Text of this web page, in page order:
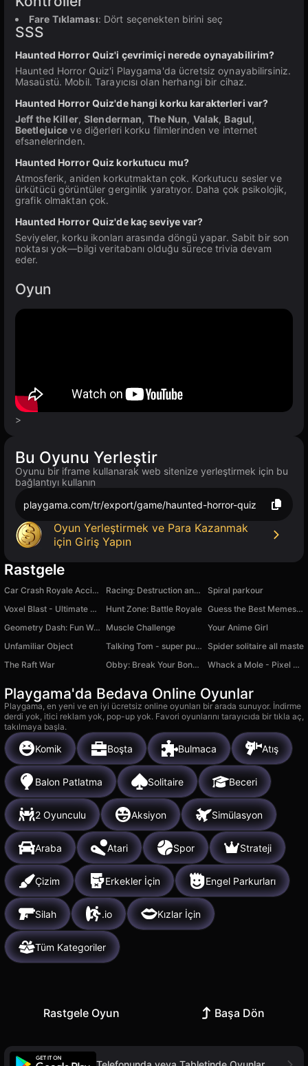
Fare Tıklaması: Dört seçenekten birini seç
SSS
Haunted Horror Quiz'i çevrimiçi nerede oynayabilirim?
Haunted Horror Quiz'i Playgama'da ücretsiz oynayabilirsiniz.
Masaüstü. Mobil. Tarayıcısı olan herhangi bir cihaz.
Haunted Horror Quiz'de hangi korku karakterleri var?
Jeff the Killer,Slenderman, The Nun, Valak, Bagul,
Beetlejuice ve diğerleri korku filmlerinden ve internet
efsanelerinden.
Haunted Horror Quiz korkutucu mu?
Atmosferik, aniden korkutmaktan çok. Korkutucu sesler ve
ürkütücü görüntüler gerginlik yaratıyor. Daha çok psikolojik,
grafik olmaktan çok.
Haunted Horror Quiz'de kaç seviye var?
Seviyeler, korku ikonları arasında döngü yapar. Sabit bir son
noktası yok—bilgi veritabanı olduğu sürece trivia devam
eder.
Oyun
>
Bu Oyunu Yerleştir
Oyunu bir iframe kullanarak web sitenize yerleştirmek için bu
bağlantıyı kullanın
playgama.com/tr/export/game/haunted-horror-quiz
Oyun Yerleştirmek ve Para Kazanmak
için Giriş Yapın
Rastgele
Car Crash Royale Accident Racing: Destruction and Chase
Spiral parkour
Voxel Blast - Ultimate Edition
Hunt Zone: Battle Royale
Guess the Best Memes by Sound!
Geometry Dash: Fun Wave
Muscle Challenge
Your Anime Girl
Unfamiliar Object
Talking Tom - super puzzle
Spider solitaire all maste
The Raft War
Obby: Break Your Bones 3D Ragdoll Whack a Mole - Pixel Version
Playgama'da Bedava Online Oyunlar
Playgama, en yeni ve en iyi ücretsiz online oyunları bir arada sunuyor. İndirme
derdi yok, itici reklam yok, pop-up yok. Favori oyunlarını tarayıcıda bir tıkla aç,
takılmaya başla.
Komik Boşta Bulmaca Atış
Balon Patlatma Solitaire Beceri
2 Oyunculu Aksiyon Simülasyon
Araba Atari Spor Strateji
Çizim Erkekler İçin Engel Parkurları
Silah .io Kızlar İçin
Tüm Kategoriler
Rastgele Oyun Başa Dön